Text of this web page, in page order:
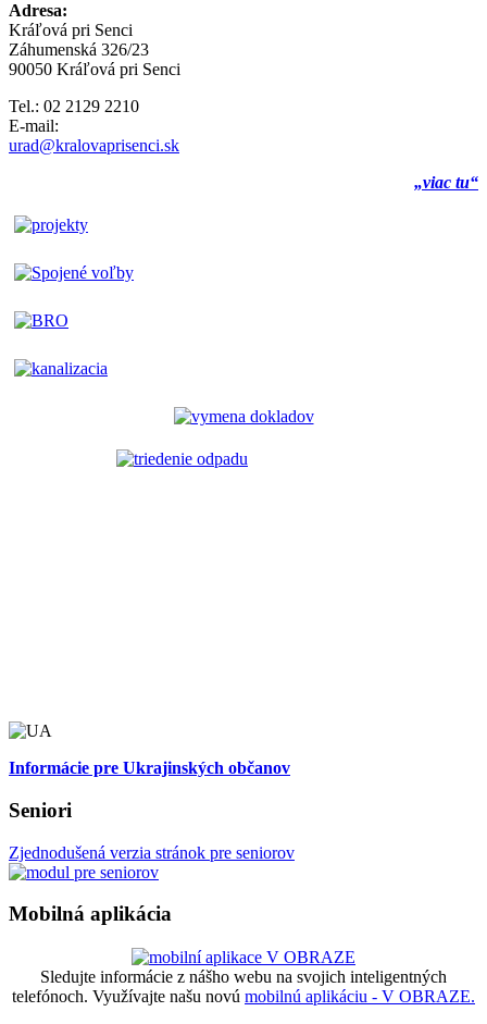
Adresa:
Kráľová pri Senci
Záhumenská 326/23
90050 Kráľová pri Senci
Tel.: 02 2129 2210
E-mail:
urad@kralovaprisenci.sk
„viac tu“
Informácie pre Ukrajinských občanov
Seniori
Zjednodušená verzia stránok pre seniorov
Mobilná aplikácia
Sledujte informácie z nášho webu na svojich inteligentných
telefónoch. Využívajte našu novú mobilnú aplikáciu - V OBRAZE.